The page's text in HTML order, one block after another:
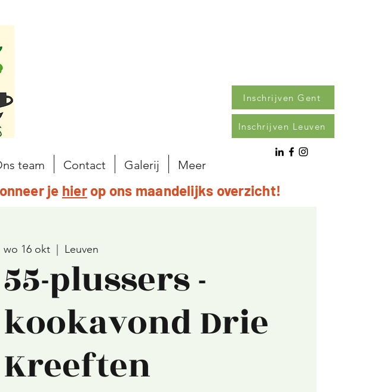
Inschrijven Gent
Inschrijven Leuven
team Contact Galerij Meer
je hierop ons maandelijks overzicht!
wo 16 okt Leuven
55-plussers -
kookavond Drie
Kreeften